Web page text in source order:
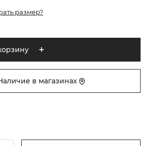
размер?
в магазинах